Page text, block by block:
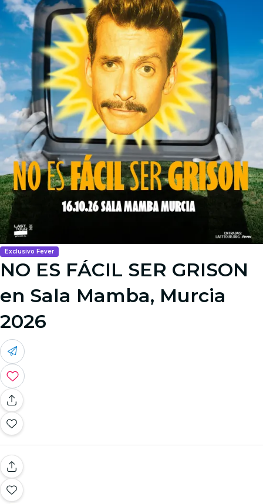
Exclusivo Fever
NO ES FÁCIL SER GRISON
en Sala Mamba, Murcia
2026